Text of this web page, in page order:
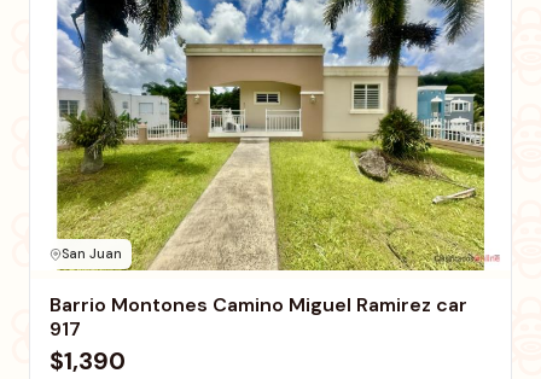
San Juan
Barrio Montones Camino Miguel Ramirez car
917
$1,390